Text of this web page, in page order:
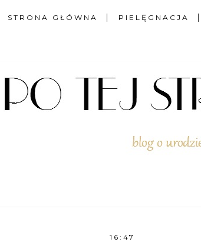
STRONA GŁÓWNA PIELĘGNACJA
16:47